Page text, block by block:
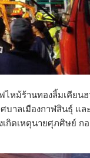
หม้ร้านทองลิ้มเคียน
บาลเมืองกาฬสินธุ์ แ
เกิดเหตุนายศุภศิษย์